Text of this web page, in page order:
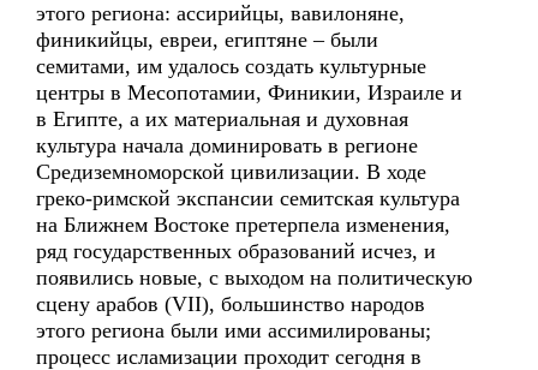
этого региона: ассирийцы, вавилоняне,
финикийцы, евреи, египтяне – были
семитами, им удалось создать культурные
центры в Месопотамии, Финикии, Израиле и
в Египте, а их материальная и духовная
культура начала доминировать в регионе
Средиземноморской цивилизации. В ходе
греко-римской экспансии семитская культура
на Ближнем Востоке претерпела изменения,
ряд государственных образований исчез, и
появились новые, с выходом на политическую
сцену арабов (VII), большинство народов
этого региона были ими ассимилированы;
процесс исламизации проходит сегодня в